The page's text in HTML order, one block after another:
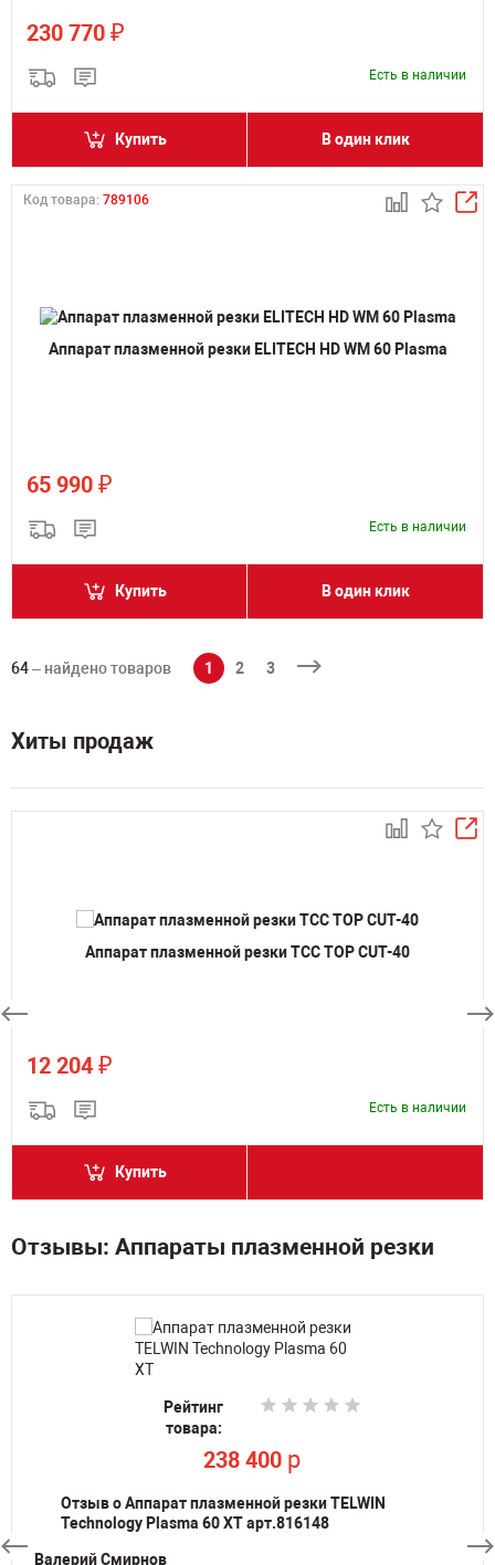
230 770 ₽
Есть в наличии
Купить В один клик
Код товара: 789106
Аппарат плазменной резки ELITECH HD WM 60 Plasma
65 990 ₽
Есть в наличии
Купить В один клик
64– найдено товаров 1 2 3
Хиты продаж
Аппарат плазменной резки ТСС TOP CUT-40
12 204 ₽
Есть в наличии
Купить
Отзывы: Аппараты плазменной резки
Рейтинг
товара:
238 400 p
Отзыв о Аппарат плазменной резки TELWIN
Technology Plasma 60 XT арт.816148
Валерий Смирнов
Рейтинг
товара:
238 400 p
товара:
По запросу